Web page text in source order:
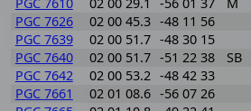
PGC 7626
02 00 45.3 -48 11 56
PGC 7639
02 00 51.7 -48 30 15
PGC 7640
02 00 51.7 -51 22 38 SB
PGC 7642
02 00 53.2 -48 42 33
PGC 7661
02 01 08.6 -56 07 26